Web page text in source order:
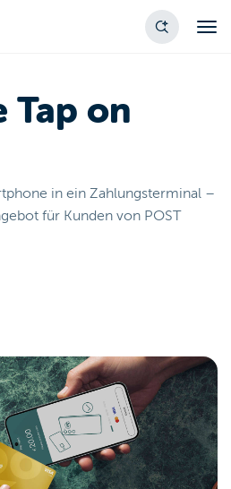
Tap on
in ein Zahlungsterminal –
für Kunden von POST